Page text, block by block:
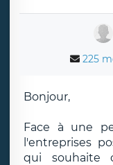
225
Bonjour,
Face à une
l'entreprises
qui souhaite